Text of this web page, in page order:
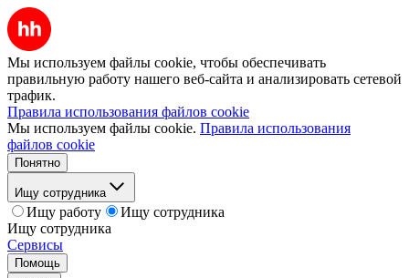
Мы используем файлы cookie, чтобы обеспечивать
правильную работу нашего веб-сайта и анализировать сетевой
трафик.
Правила использования файлов cookie
Мы используем файлы cookie. Правила использования
файлов cookie
Понятно
Ищу сотрудника
Ищу работу
Ищу сотрудника
Ищу сотрудника
Сервисы
Помощь